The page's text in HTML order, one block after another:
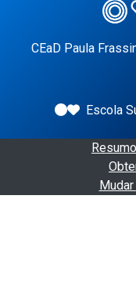
CEaD Paula
Escola